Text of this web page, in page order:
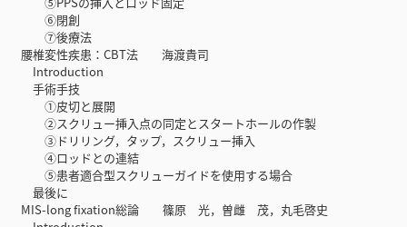
⑥閉創
⑦後療法
腰椎変性疾患：CBT法 海渡貴司
Introduction
手術手技
①皮切と展開
②スクリュー挿入点の同定とスタートホールの作製
③ドリリング，タップ，スクリュー挿入
④ロッドとの連結
⑤患者適合型スクリューガイドを使用する場合
最後に
MIS-long fixation総論 篠原 光，曽雌 茂，丸毛啓史